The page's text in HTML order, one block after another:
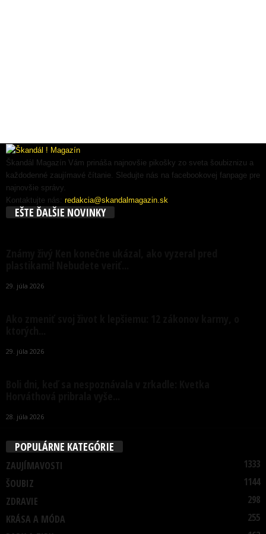
Škandál Magazín Vám prináša najnovšie pikošky zo sveta šoubiznizu a
každodenné zaujímavé čítanie. Sledujte nás na facebookovej fanpage pre
najnovšie správy.
Kontaktujte nás: redakcia@skandalmagazin.sk
EŠTE ĎALŠIE NOVINKY
29. júla 2026
29. júla 2026
28. júla 2026
POPULÁRNE KATEGÓRIE
ZAUJÍMAVOSTI
1333
ŠOUBIZ
1144
ZDRAVIE
298
KRÁSA A MÓDA
255